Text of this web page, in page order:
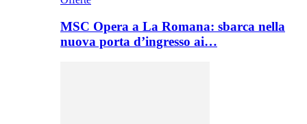
MSC Opera a La Romana: sbarca nella
nuova porta d’ingresso ai…